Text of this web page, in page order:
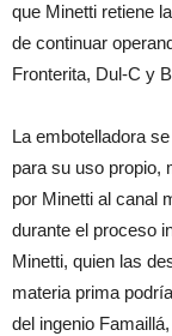
que Minetti retiene
de continuar
Fronterita, Dul-C y
La embotelladora
para su uso propio,
por Minetti al canal
durante el proceso
Minetti, quien las
materia prima
del ingenio